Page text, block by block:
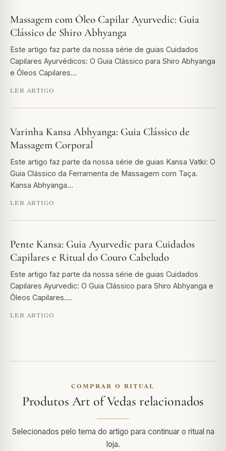
Massagem com Óleo Capilar Ayurvedic: Guia
Clássico de Shiro Abhyanga
Este artigo faz parte da nossa série de guias Cuidados
Capilares Ayurvédicos: O Guia Clássico para Shiro Abhyanga
e Óleos Capilares…
LER ARTIGO
Varinha Kansa Abhyanga: Guia Clássico de
Massagem Corporal
Este artigo faz parte da nossa série de guias Kansa Vatki: O
Guia Clássico da Ferramenta de Massagem com Taça.
Kansa Abhyanga…
LER ARTIGO
Pente Kansa: Guia Ayurvedic para Cuidados
Capilares e Ritual do Couro Cabeludo
Este artigo faz parte da nossa série de guias Cuidados
Capilares Ayurvedic: O Guia Clássico para Shiro Abhyanga e
Óleos Capilares.…
LER ARTIGO
COMPRAR O RITUAL
Produtos Art of Vedas relacionados
Selecionados pelo tema do artigo para continuar o ritual na
loja.